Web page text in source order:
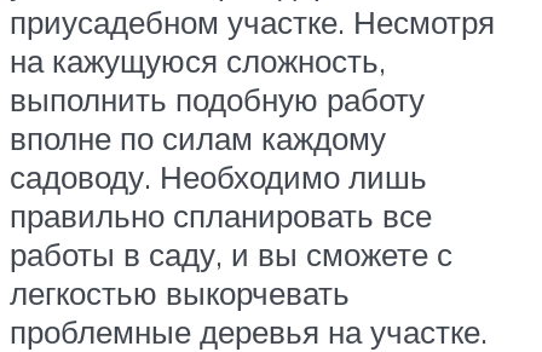
приусадебном участке. Несмотря
на кажущуюся сложность,
выполнить подобную работу
вполне по силам каждому
садоводу. Необходимо лишь
правильно спланировать все
работы в саду, и вы сможете с
легкостью выкорчевать
проблемные деревья на участке.